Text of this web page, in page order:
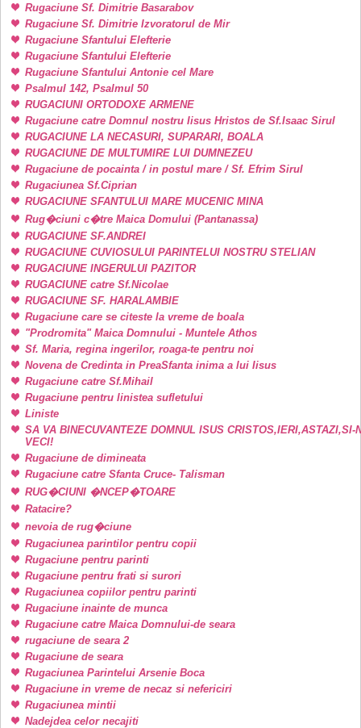
Rugaciune Sf. Dimitrie Basarabov
Rugaciune Sf. Dimitrie Izvoratorul de Mir
Rugaciune Sfantului Elefterie
Rugaciune Sfantului Elefterie
Rugaciune Sfantului Antonie cel Mare
Psalmul 142, Psalmul 50
RUGACIUNI ORTODOXE ARMENE
Rugaciune catre Domnul nostru Iisus Hristos de Sf.Isaac Sirul
RUGACIUNE LA NECASURI, SUPARARI, BOALA
RUGACIUNE DE MULTUMIRE LUI DUMNEZEU
Rugaciune de pocainta / in postul mare / Sf. Efrim Sirul
Rugaciunea Sf.Ciprian
RUGACIUNE SFANTULUI MARE MUCENIC MINA
Rug�ciuni c�tre Maica Domului (Pantanassa)
RUGACIUNE SF.ANDREI
RUGACIUNE CUVIOSULUI PARINTELUI NOSTRU STELIAN
RUGACIUNE INGERULUI PAZITOR
RUGACIUNE catre Sf.Nicolae
RUGACIUNE SF. HARALAMBIE
Rugaciune care se citeste la vreme de boala
"Prodromita" Maica Domnului - Muntele Athos
Sf. Maria, regina ingerilor, roaga-te pentru noi
Novena de Credinta in PreaSfanta inima a lui Iisus
Rugaciune catre Sf.Mihail
Rugaciune pentru linistea sufletului
Liniste
SA VA BINECUVANTEZE DOMNUL ISUS CRISTOS,IERI,ASTAZI,SI-
VECI!
Rugaciune de dimineata
Rugaciune catre Sfanta Cruce- Talisman
RUG�CIUNI �NCEP�TOARE
Ratacire?
nevoia de rug�ciune
Rugaciunea parintilor pentru copii
Rugaciune pentru parinti
Rugaciune pentru frati si surori
Rugaciunea copiilor pentru parinti
Rugaciune inainte de munca
Rugaciune catre Maica Domnului-de seara
rugaciune de seara 2
Rugaciune de seara
Rugaciunea Parintelui Arsenie Boca
Rugaciune in vreme de necaz si nefericiri
Rugaciunea mintii
Nadejdea celor necajiti